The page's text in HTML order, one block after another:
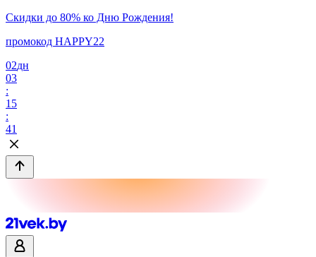
Скидки до 80% ко Дню Рождения!
промокод HAPPY22
02дн
03
:
15
:
41